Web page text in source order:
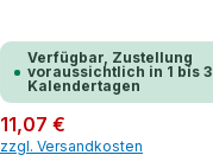
Verfügbar, Zustellung
voraussichtlich in 1 bis 3
Kalendertagen
Regulärer Preis:
11,07 €
zzgl. Versandkosten